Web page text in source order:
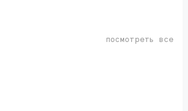
посмотреть все